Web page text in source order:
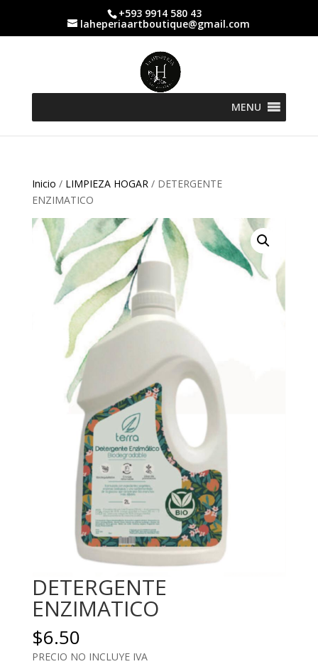
+593 9914 580 43
laheperiaartboutique@gmail.com
MENU
Inicio / LIMPIEZA HOGAR/ DETERGENTE
ENZIMATICO
DETERGENTE
ENZIMATICO
$6.50
PRECIO NO INCLUYE IVA